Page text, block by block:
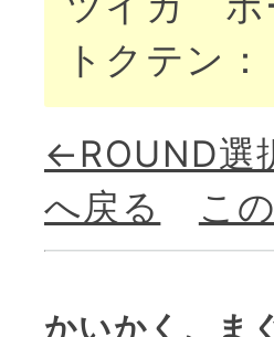
トクテン
←ROUND選
へ戻る
こ
かいかく、ま